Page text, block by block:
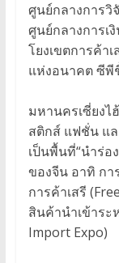
ศูนย์กลางการ
ศูนย์กลางการเ
โยงเขตการค้า
แห่งอนาคต ซีพี
มหานครเซี่ยงไ
สติกส์ แฟชั่น แ
เป็นพื้นที่“นำร่
ของจีน อาทิ กา
การค้าเสรี
สินค้านำเข้าระ
Import Expo)